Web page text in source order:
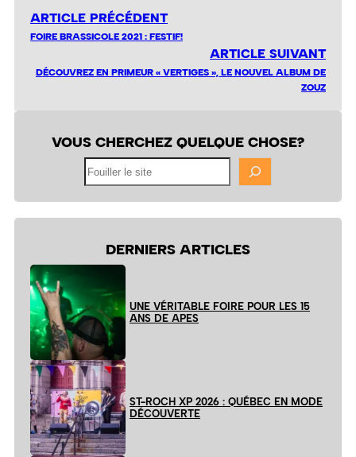
ARTICLE PRÉCÉDENT
FOIRE BRASSICOLE 2021 : FESTIF!
ARTICLE SUIVANT
DÉCOUVREZ EN PRIMEUR « VERTIGES », LE NOUVEL ALBUM DE
ZOUZ
VOUS CHERCHEZ QUELQUE CHOSE?
DERNIERS ARTICLES
UNE VÉRITABLE FOIRE POUR LES 15
ANS DE APES
ST-ROCH XP 2026 : QUÉBEC EN MODE
DÉCOUVERTE